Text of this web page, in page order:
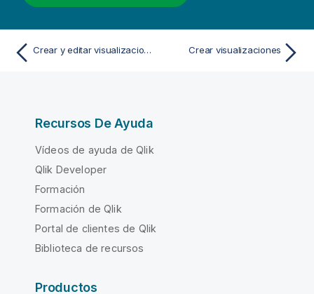
Crear y editar visualizaciones Crear visualizaciones
Recursos De Ayuda
Vídeos de ayuda de Qlik
Qlik Developer
Formación
Formación de Qlik
Portal de clientes de Qlik
Biblioteca de recursos
Productos